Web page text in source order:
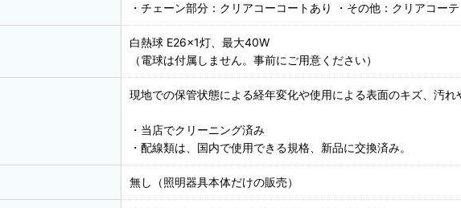
・チェーン部分：クリアコーコートあり ・その他：クリアコーテ
白熱球 E26×1灯、最大40W
（電球は付属しません。事前にご用意ください）
現地での保管状態による経年変化や使用による表面のキズ、汚れ
・当店でクリーニング済み
・配線類は、国内で使用できる規格、新品に交換済み。
無し（照明器具本体だけの販売）